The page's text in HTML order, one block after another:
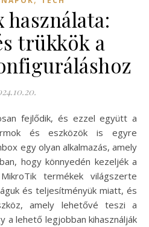
használata:
trükkök a
és eszközök is egyre
egy olyan alkalmazás, amely
hogy könnyedén kezeljék a
termékek világszerte
és teljesítményük miatt, és
amely lehetővé teszi a
a lehető legjobban kihasználják